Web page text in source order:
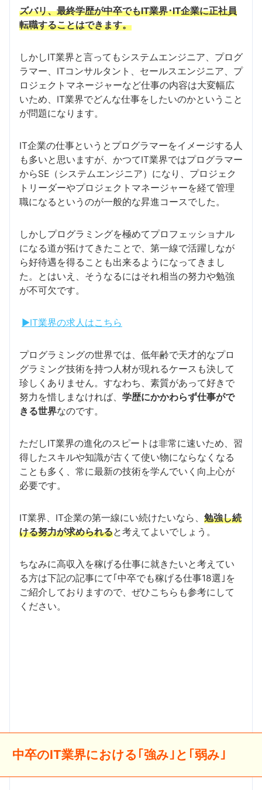
ズバリ、最終学歴が中卒でもIT業界･IT企業に正社員
転職することはできます。
しかしIT業界と言ってもシステムエンジニア、プログ
ラマー、ITコンサルタント、セールスエンジニア、プ
ロジェクトマネージャーなど仕事の内容は大変幅広
いため、IT業界でどんな仕事をしたいのかということ
が問題になります。
IT企業の仕事というとプログラマーをイメージする人
も多いと思いますが、かつてIT業界ではプログラマー
からSE（システムエンジニア）になり、プロジェク
トリーダーやプロジェクトマネージャーを経て管理
職になるというのが一般的な昇進コースでした。
しかしプログラミングを極めてプロフェッショナル
になる道が拓けてきたことで、第一線で活躍しなが
ら好待遇を得ることも出来るようになってきまし
た。とはいえ、そうなるにはそれ相当の努力や勉強
が不可欠です。
▶IT業界の求人はこちら
プログラミングの世界では、低年齢で天才的なプロ
グラミング技術を持つ人材が現れるケースも決して
珍しくありません。すなわち、素質があって好きで
努力を惜しまなければ、 学歴にかかわらず仕事がで
きる世界なのです。
ただしIT業界の進化のスピートは非常に速いため、習
得したスキルや知識が古くて使い物にならなくなる
ことも多く、常に最新の技術を学んでいく向上心が
必要です。
IT業界、IT企業の第一線にい続けたいなら、 勉強し続
ける努力が求められると考えてよいでしょう。
ちなみに高収入を稼げる仕事に就きたいと考えてい
る方は下記の記事にて｢中卒でも稼げる仕事18選｣を
ご紹介しておりますので、ぜひこちらも参考にして
ください。
中卒のIT業界における｢強み｣と｢弱み｣